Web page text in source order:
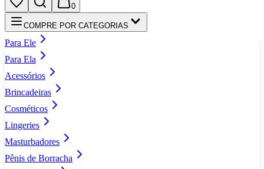
0
COMPRE POR CATEGORIAS
Para Ele
Para Ela
Acessórios
Brincadeiras
Cosméticos
Lingeries
Masturbadores
Pênis de Borracha